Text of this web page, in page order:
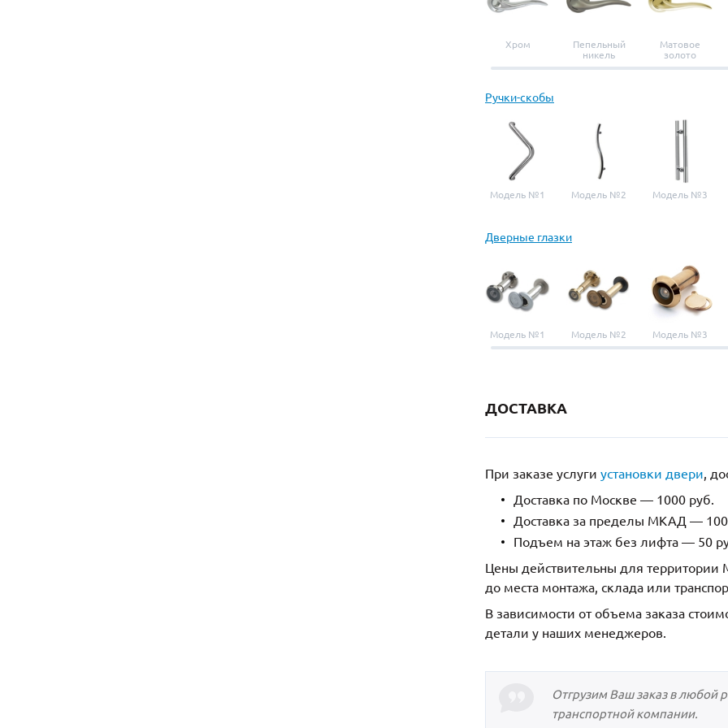
Хром
Пепельный
никель
Матовое
золото
Ручки-скобы
Модель №1 Модель №2 Модель №3
Дверные глазки
Модель №1 Модель №2 Модель №3
ДОСТАВКА
При заказе услуги установки двери,
Доставка по Москве — 1000 руб.
Доставка за пределы МКАД —
Подъем на этаж без лифта — 50
Цены действительны для территории
до места монтажа, склада или
В зависимости от объема заказа
детали у наших менеджеров.
Отгрузим Ваш заказ в любой
транспортной компании.